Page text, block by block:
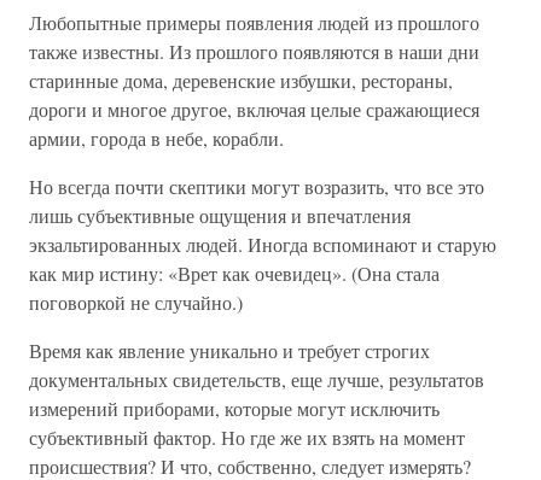
Любопытные примеры появления людей из прошлого
также известны. Из прошлого появляются в наши дни
старинные дома, деревенские избушки, рестораны,
дороги и многое другое, включая целые сражающиеся
армии, города в небе, корабли.
Но всегда почти скептики могут возразить, что все это
лишь субъективные ощущения и впечатления
экзальтированных людей. Иногда вспоминают и старую
как мир истину: «Врет как очевидец». (Она стала
поговоркой не случайно.)
Время как явление уникально и требует строгих
документальных свидетельств, еще лучше, результатов
измерений приборами, которые могут исключить
субъективный фактор. Но где же их взять на момент
происшествия? И что, собственно, следует измерять?